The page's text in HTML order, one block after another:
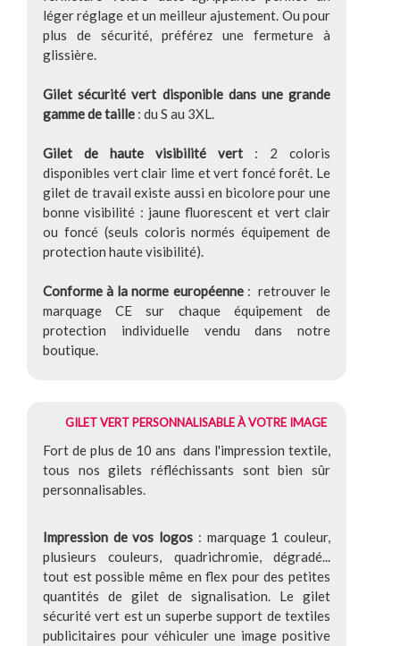
léger réglage et un meilleur ajustement. Ou pour
plus de sécurité, préférez une fermeture à
glissière.
Gilet sécurité vert disponible dans une grande
gamme de taille : du S au 3XL.
Gilet de haute visibilité vert : 2 coloris
disponibles vert clair lime et vert foncé forêt. Le
gilet de travail existe aussi en bicolore pour une
bonne visibilité : jaune fluorescent et vert clair
ou foncé (seuls coloris normés équipement de
protection haute visibilité).
Conforme à la norme européenne: retrouver le
marquage CE sur chaque équipement de
protection individuelle vendu dans notre
boutique.
GILET VERT PERSONNALISABLE À VOTRE IMAGE
Fort de plus de 10 ans dans l'impression textile,
tous nos gilets réfléchissants sont bien sûr
personnalisables.
Impression de vos logos : marquage 1 couleur,
plusieurs couleurs, quadrichromie, dégradé...
tout est possible même en flex pour des petites
quantités de gilet de signalisation. Le gilet
sécurité vert est un superbe support de textiles
publicitaires pour véhiculer une image positive